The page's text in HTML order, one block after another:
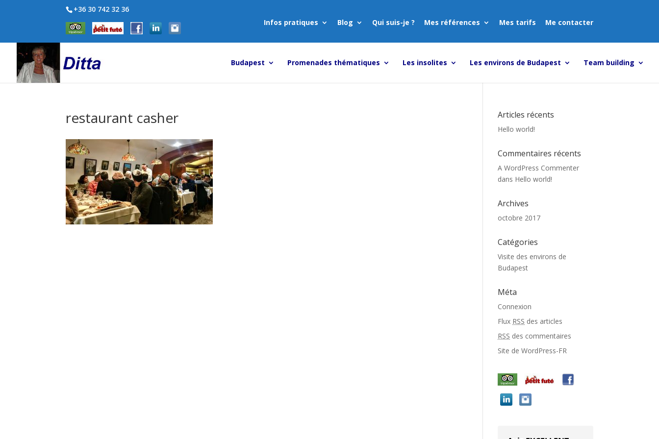
+36 30 742 32 36
Infos pratiques
Blog Qui suis-je ? Mes références Mes tarifs Me contacter
Budapest Promenades thématiques Les insolites Les environs de Budapest Team building
restaurant casher Articles récents
Hello world!
Commentaires récents
A WordPress Commenter
dans Hello world!
Archives
octobre 2017
Catégories
Visite des environs de
Budapest
Méta
Connexion
Flux RSS des articles
RSS des commentaires
Site de WordPress-FR